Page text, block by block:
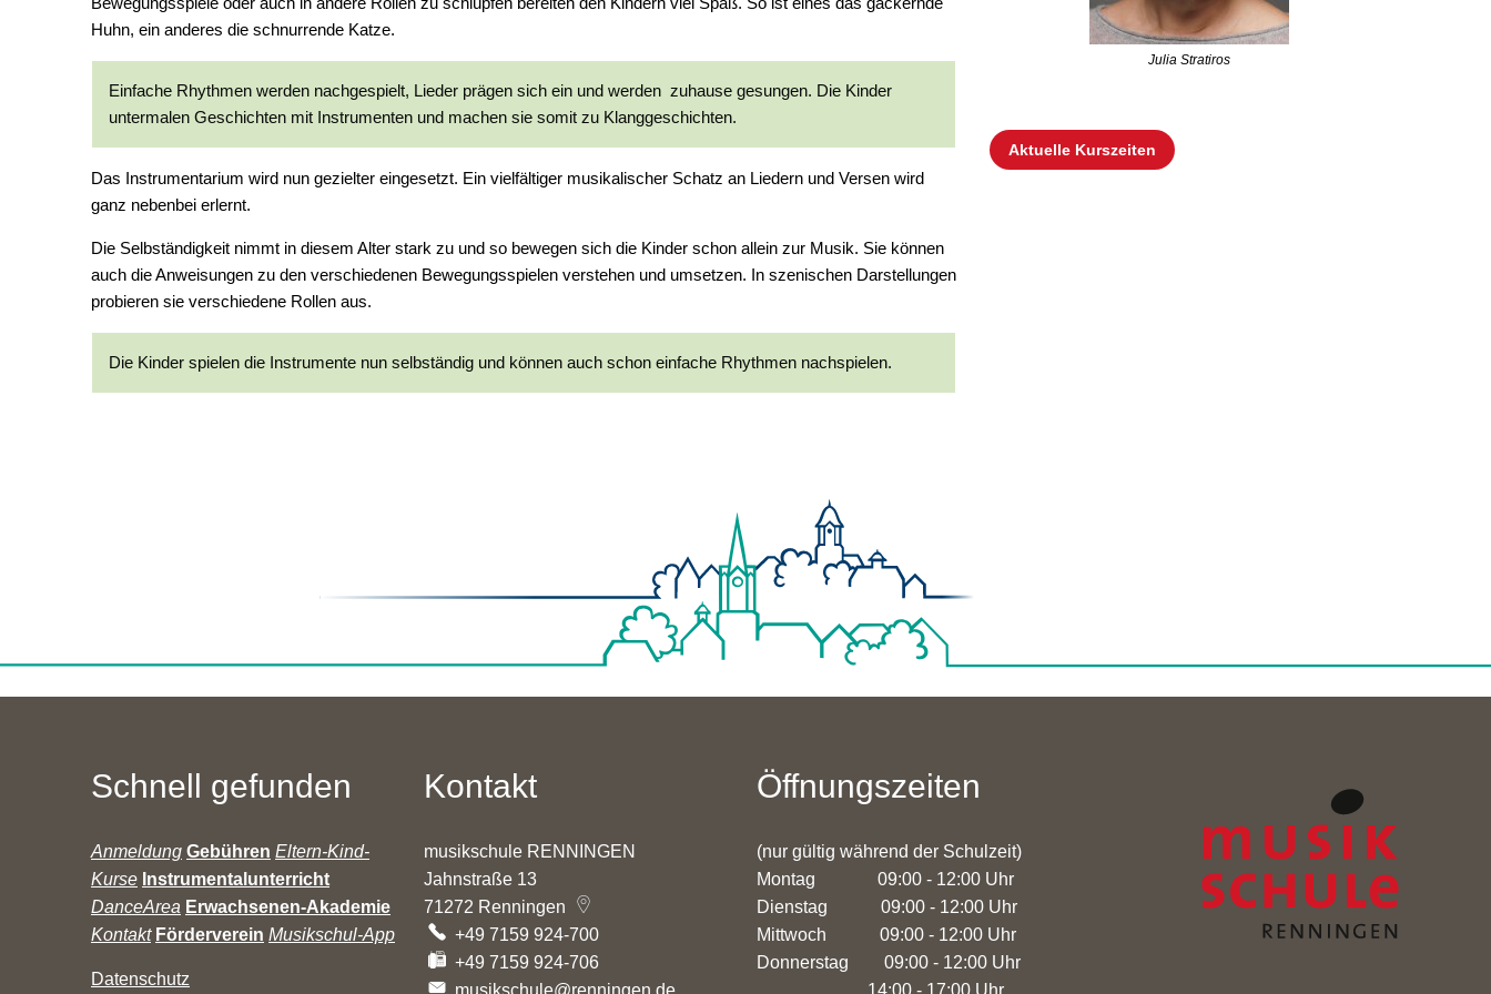
Huhn, ein anderes die schnurrende Katze.
Einfache Rhythmen werden nachgespielt, Lieder prägen sich ein und werden zuhause gesungen. Die Kinder
untermalen Geschichten mit Instrumenten und machen sie somit zu Klanggeschichten.
Das Instrumentarium wird nun gezielter eingesetzt. Ein vielfältiger musikalischer Schatz an Liedern und Versen wird
ganz nebenbei erlernt.
Die Selbständigkeit nimmt in diesem Alter stark zu und so bewegen sich die Kinder schon allein zur Musik. Sie können
auch die Anweisungen zu den verschiedenen Bewegungsspielen verstehen und umsetzen. In szenischen Darstellungen
probieren sie verschiedene Rollen aus.
Die Kinder spielen die Instrumente nun selbständig und können auch schon einfache Rhythmen nachspielen.
Julia Stratiros
Aktuelle Kurszeiten
Schnell gefunden
Anmeldung Gebühren Eltern-Kind-
Kurse Instrumentalunterricht
DanceArea Erwachsenen-Akademie
Kontakt Förderverein Musikschul-App
Datenschutz
Kontakt
musikschule RENNINGEN
Jahnstraße 13
71272 Renningen
+49 7159 924-700
+49 7159 924-706
musikschule@renningen.de
Öffnungszeiten
(nur gültig während der Schulzeit)
Montag 09:00 - 12:00 Uhr
Dienstag 09:00 - 12:00 Uhr
Mittwoch 09:00 - 12:00 Uhr
Donnerstag 09:00 - 12:00 Uhr
14:00 - 17:00 Uhr